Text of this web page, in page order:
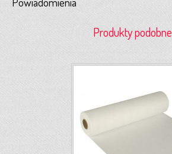
Produkty podobne